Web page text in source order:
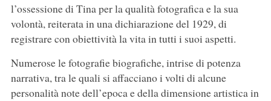
l’ossessione di Tina per la qualità fotografica e la sua
volontà, reiterata in una dichiarazione del 1929, di
registrare con obiettività la vita in tutti i suoi aspetti.
Numerose le fotografie biografiche, intrise di potenza
narrativa, tra le quali si affacciano i volti di alcune
personalità note dell’epoca e della dimensione artistica in